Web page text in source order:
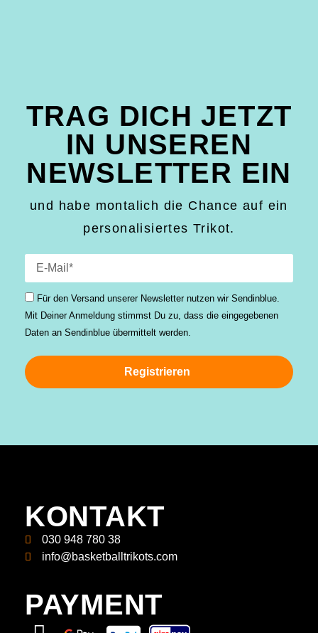
TRAG DICH JETZT
IN UNSEREN
NEWSLETTER EIN
und habe montalich die Chance auf ein
personalisiertes Trikot.
Für den Versand unserer Newsletter nutzen wir Sendinblue.
Mit Deiner Anmeldung stimmst Du zu, dass die einge­gebenen
Daten an Sendinblue übermittelt werden.
Registrieren
KONTAKT
030 948 780 38
info@basketballtrikots.com
PAYMENT